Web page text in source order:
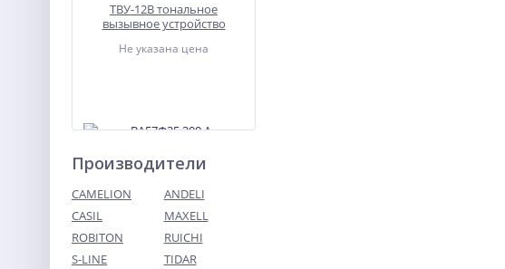
ТВУ-12В тональное
вызывное устройство
Не указана цена
ВА57Ф35 200 А
выключатель
Производители
CAMELION
ANDELI
CASIL
MAXELL
ROBITON
RUICHI
S-LINE
TIDAR